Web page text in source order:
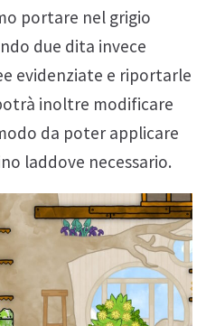
portare nel grigio
due dita invece
evidenziate e riportarle
inoltre modificare
da poter applicare
laddove necessario.